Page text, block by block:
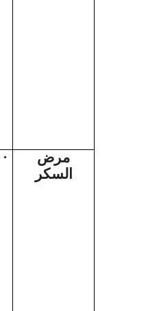
مرض
السكر
·